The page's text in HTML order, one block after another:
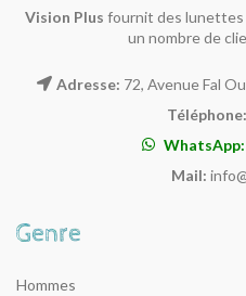
Vision Plus fournit des lunettes
un nombre de
Adresse: 72, Avenue Fal
Téléphone:
WhatsApp:
Mail:
Hommes